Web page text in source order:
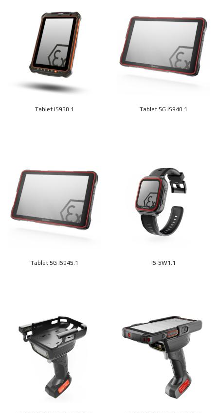
Tablet IS930.1 Tablet 5G IS940.1
Tablet 5G IS945.1 IS-SW1.1